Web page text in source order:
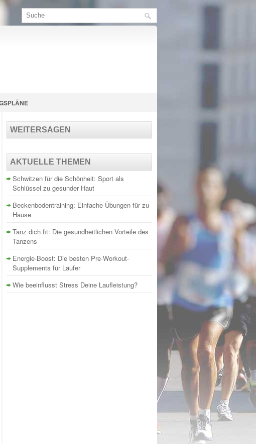
WEITERSAGEN
AKTUELLE THEMEN
Schwitzen für die Schönheit: Sport als
Schlüssel zu gesunder Haut
Beckenbodentraining: Einfache Übungen für zu
Hause
Tanz dich fit: Die gesundheitlichen Vorteile des
Tanzens
Energie-Boost: Die besten Pre-Workout-
Supplements für Läufer
Wie beeinflusst Stress Deine Laufleistung?